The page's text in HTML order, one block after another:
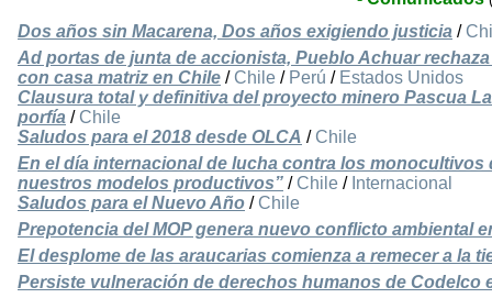
Dos años sin Macarena, Dos años exigiendo justicia /
Ad portas de junta de accionista, Pueblo Achuar
con casa matriz en Chile / Chile / Perú / Estados Unidos
Clausura total y definitiva del proyecto minero Pascua
porfía / Chile
Saludos para el 2018 desde OLCA / Chile
En el día internacional de lucha contra los monocultivos
nuestros modelos productivos” / Chile / Internacional
Saludos para el Nuevo Año / Chile
Prepotencia del MOP genera nuevo conflicto ambiental
El desplome de las araucarias comienza a remecer a la
Persiste vulneración de derechos humanos de Codelco